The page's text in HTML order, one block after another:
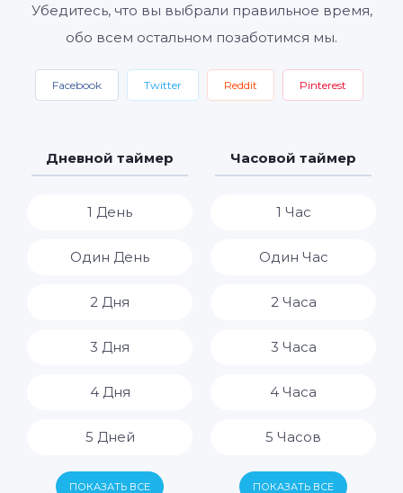
Убедитесь, что вы выбрали правильное время,
обо всем остальном позаботимся мы.
Facebook Twitter Reddit Pinterest
Дневной таймер
1 День
Один День
2 Дня
3 Дня
4 Дня
5 Дней
6 Дней
ПОКАЗАТЬ ВСЕ
Часовой таймер
1 Час
Один Час
2 Часа
3 Часа
4 Часа
5 Часов
6 Часов
ПОКАЗАТЬ ВСЕ